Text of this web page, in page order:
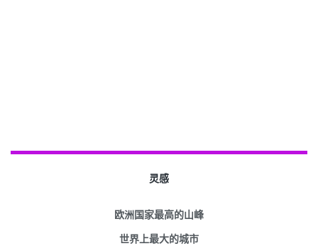
灵感
欧洲国家最高的山峰
世界上最大的城市